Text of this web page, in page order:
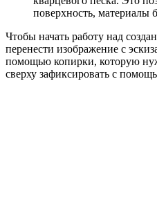
поверхность, материалы
Чтобы начать работу над
перенести изображение с
помощью копирки, которую
сверху зафиксировать с